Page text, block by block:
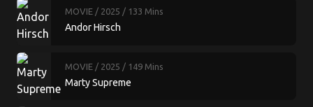
MOVIE / 2025 / 133 Mins
Andor Hirsch
MOVIE / 2025 / 149 Mins
Marty Supreme